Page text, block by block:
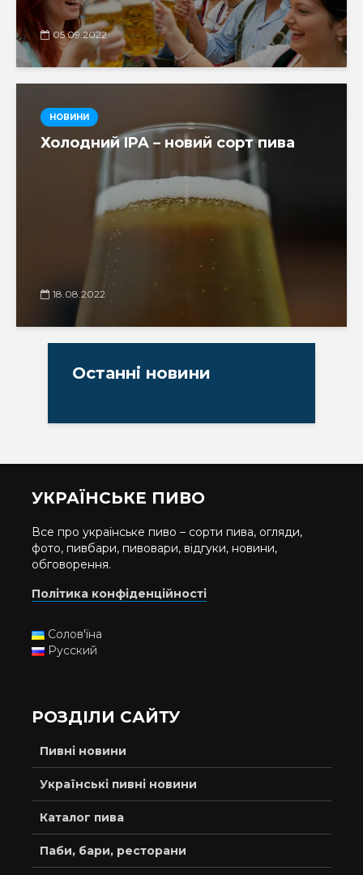
05.09.2022
НОВИНИ
Холодний IPA – новий сорт пива
18.08.2022
Останні новини
УКРАЇНСЬКЕ ПИВО
Все про українське пиво – сорти пива, огляди,
фото, пивбари, пивовари, відгуки, новини,
обговорення.
Політика конфіденційності
Солов'їна
Русский
РОЗДІЛИ САЙТУ
Пивні новини
Українські пивні новини
Каталог пива
Паби, бари, ресторани